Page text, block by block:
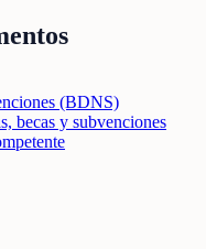
(BDNS)
becas y subvenciones